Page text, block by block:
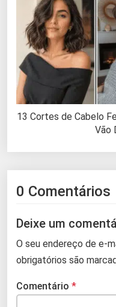
13 Cortes de Cabelo
Vão
0 Comentários
Deixe um
O seu endereço de e-
obrigatórios são
Comentário *